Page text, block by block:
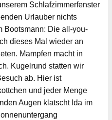
Schlafzimmerfenster
Urlauber nichts
Bootsmann: Die all-you-
dieses Mal wieder an
Mampfen macht in
Kugelrund statten wir
ab. Hier ist
und jeder Menge
Augen klatscht Ida im